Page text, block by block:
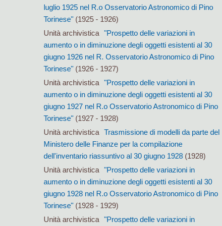
luglio 1925 nel R.o Osservatorio Astronomico di Pino
Torinese"(1925 - 1926)
Unità archivistica
"Prospetto delle variazioni in
aumento o in diminuzione degli oggetti esistenti al 30
giugno 1926 nel R. Osservatorio Astronomico di Pino
Torinese"(1926 - 1927)
Unità archivistica
"Prospetto delle variazioni in
aumento o in diminuzione degli oggetti esistenti al 30
giugno 1927 nel R.o Osservatorio Astronomico di Pino
Torinese"(1927 - 1928)
Unità archivistica
Trasmissione di modelli da parte del
Ministero delle Finanze per la compilazione
dell'inventario riassuntivo al 30 giugno 1928(1928)
Unità archivistica
"Prospetto delle variazioni in
aumento o in diminuzione degli oggetti esistenti al 30
giugno 1928 nel R.o Osservatorio Astronomico di Pino
Torinese"(1928 - 1929)
Unità archivistica
"Prospetto delle variazioni in